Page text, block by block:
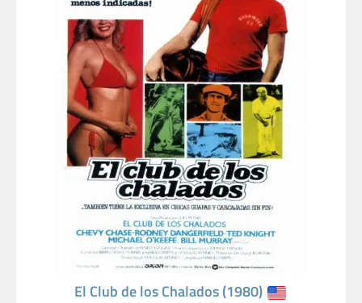
El Club de los Chalados (1980)